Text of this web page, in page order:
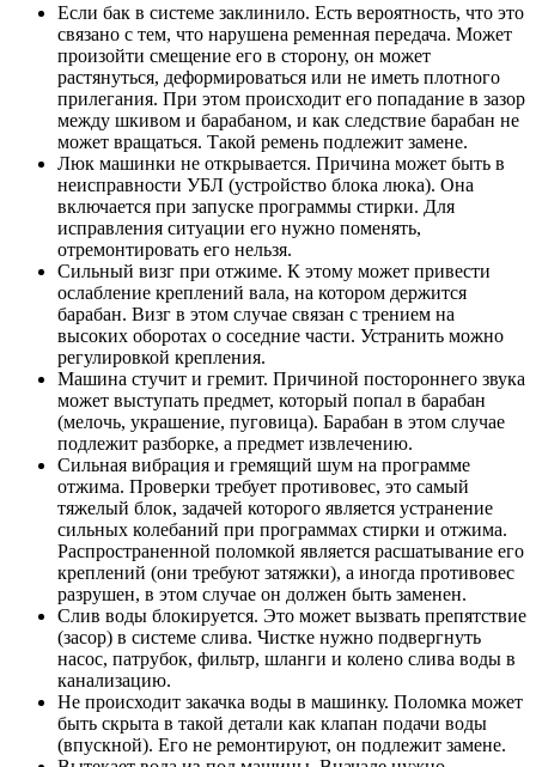
Если бак в системе заклинило. Есть вероятность, что это
связано с тем, что нарушена ременная передача. Может
произойти смещение его в сторону, он может
растянуться, деформироваться или не иметь плотного
прилегания. При этом происходит его попадание в зазор
между шкивом и барабаном, и как следствие барабан не
может вращаться. Такой ремень подлежит замене.
Люк машинки не открывается. Причина может быть в
неисправности УБЛ (устройство блока люка). Она
включается при запуске программы стирки. Для
исправления ситуации его нужно поменять,
отремонтировать его нельзя.
Сильный визг при отжиме. К этому может привести
ослабление креплений вала, на котором держится
барабан. Визг в этом случае связан с трением на
высоких оборотах о соседние части. Устранить можно
регулировкой крепления.
Машина стучит и гремит. Причиной постороннего звука
может выступать предмет, который попал в барабан
(мелочь, украшение, пуговица). Барабан в этом случае
подлежит разборке, а предмет извлечению.
Сильная вибрация и гремящий шум на программе
отжима. Проверки требует противовес, это самый
тяжелый блок, задачей которого является устранение
сильных колебаний при программах стирки и отжима.
Распространенной поломкой является расшатывание его
креплений (они требуют затяжки), а иногда противовес
разрушен, в этом случае он должен быть заменен.
Слив воды блокируется. Это может вызвать препятствие
(засор) в системе слива. Чистке нужно подвергнуть
насос, патрубок, фильтр, шланги и колено слива воды в
канализацию.
Не происходит закачка воды в машинку. Поломка может
быть скрыта в такой детали как клапан подачи воды
(впускной). Его не ремонтируют, он подлежит замене.